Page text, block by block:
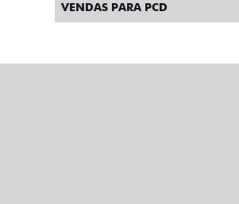
VENDAS PARA PCD